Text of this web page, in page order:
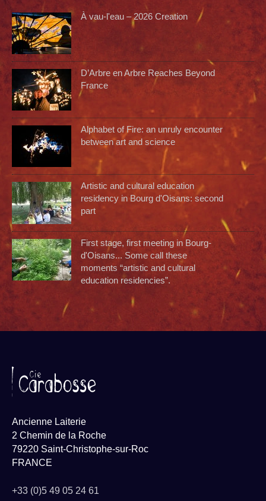
À vau-l'eau – 2026 Creation
D’Arbre en Arbre Reaches Beyond
France
Alphabet of Fire: an unruly encounter
between art and science
Artistic and cultural education
residency in Bourg d'Oisans: second
part
First stage, first meeting in Bourg-
d'Oisans... Some call these
moments “artistic and cultural
education residencies”.
Ancienne Laiterie
2 Chemin de la Roche
79220 Saint-Christophe-sur-Roc
FRANCE
+33 (0)5 49 05 24 61